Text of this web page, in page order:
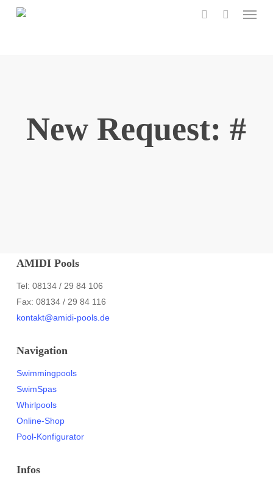
Menu
New Request: #
AMIDI Pools
Tel: 08134 / 29 84 106
Fax: 08134 / 29 84 116
kontakt@amidi-pools.de
Navigation
Swimmingpools
SwimSpas
Whirlpools
Online-Shop
Pool-Konfigurator
Infos